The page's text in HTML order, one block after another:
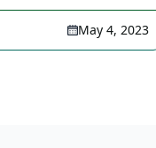
May 4, 2023